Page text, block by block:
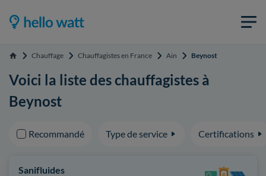
Accueil Chauffage Chauffagistes en France Ain Beynost
Voici la liste des chauffagistes à
Beynost
Recommandé Type de service Certifications
Sanifluides